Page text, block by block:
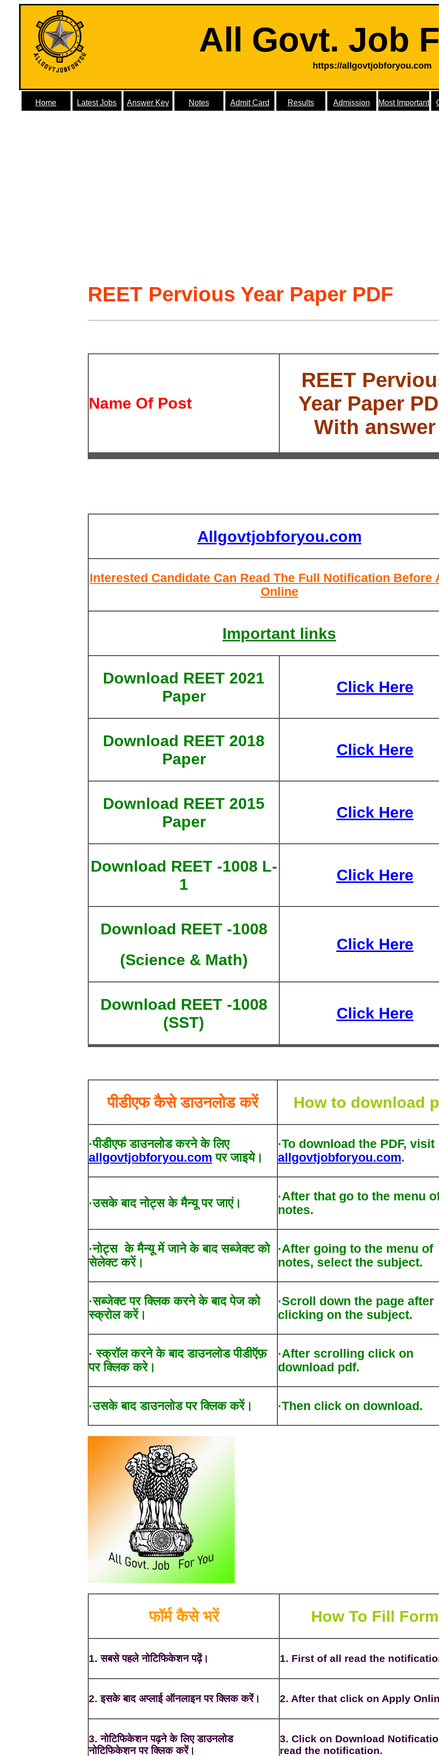
All Govt. Job
https://allgovtjobforyou.com
Home Latest Jobs Answer Key Notes Admit Card Results Admission Most Important
REET Pervious Year Paper PDF
Name Of Post
REET
Year Paper
With answer
Allgovtjobforyou.com
Interested Candidate Can Read The Full Notification Before
Online
Important links
Download REET 2021
Paper
Click Here
Download REET 2018
Paper
Click Here
Download REET 2015
Paper
Click Here
Download REET -1008 L-
1
Click Here
Download REET -1008
(Science & Math)
Click Here
Download REET -1008
(SST)
Click Here
पीडीएफ कैसे डाउनलोड करें How to download
·पीडीएफ डाउनलोड करने के लिए
allgovtjobforyou.com पर जाइये।
·To download the PDF, visit
allgovtjobforyou.com.
·उसके बाद नोट्स के मैन्यू पर जाएं।
·After that go to the menu
notes.
·नोट्स के मैन्यू में जाने के बाद सब्जेक्ट को
सेलेक्ट करें।
·After going to the menu of
notes, select the subject.
·सब्जेक्ट पर क्लिक करने के बाद पेज को
स्क्रोल करें।
·Scroll down the page after
clicking on the subject.
· स्क्रॉल करने के बाद डाउनलोड पीडीऍफ़
पर क्लिक करे।
·After scrolling click on
download pdf.
·उसके बाद डाउनलोड पर क्लिक करें। ·Then click on download.
फॉर्म कैसे भरें How To Fill Form
1. सबसे पहले नोटिफिकेशन पढ़ें। 1. First of all read the
2. इसके बाद अप्लाई ऑनलाइन पर क्लिक करें। 2. After that click on Apply
3. नोटिफिकेशन पढ़ने के लिए डाउनलोड
नोटिफिकेशन पर क्लिक करें।
3. Click on Download
read the notification.